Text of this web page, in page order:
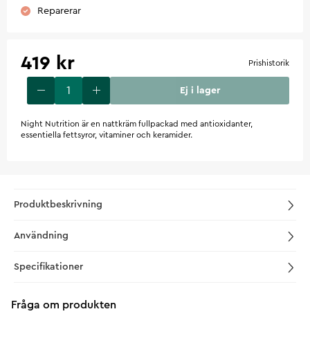
Reparerar
419 kr Prishistorik
Ej i lager
Night Nutrition är en nattkräm fullpackad med antioxidanter,
essentiella fettsyror, vitaminer och keramider.
Produktbeskrivning
Användning
Specifikationer
Fråga om produkten